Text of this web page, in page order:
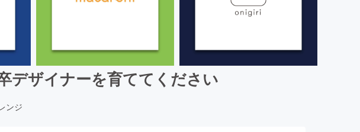
デザイナーを育ててください
ンジ